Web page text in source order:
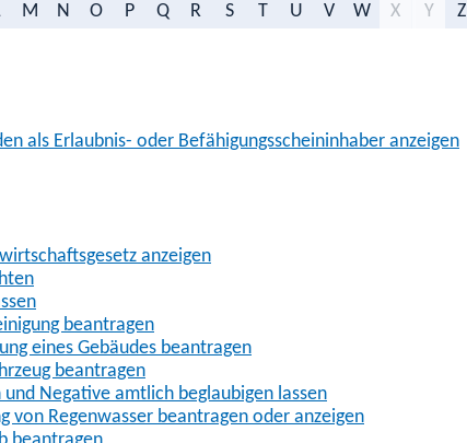
M N O P Q R S T U V W X Y Z
als Erlaubnis- oder Befähigungsscheininhaber anzeigen
anzeigen
beantragen
eines Gebäudes beantragen
beantragen
Negative amtlich beglaubigen lassen
von Regenwasser beantragen oder anzeigen